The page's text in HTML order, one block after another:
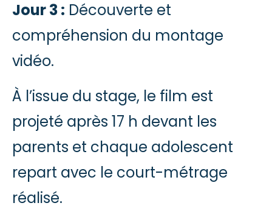
Jour 3 : Découverte et
compréhension du montage
vidéo.
À l’issue du stage, le film est
projeté après 17 h devant les
parents et chaque adolescent
repart avec le court-métrage
réalisé.